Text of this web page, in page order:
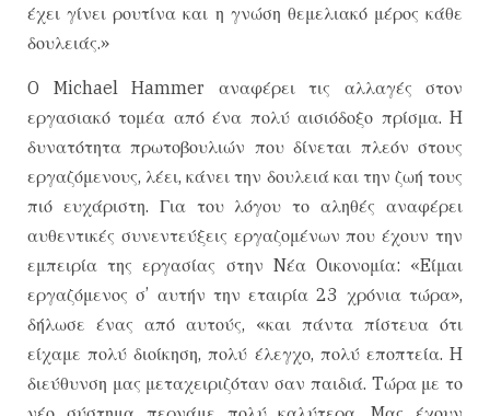
έχει γίνει ρουτίνα και η γνώση θεμελιακό μέρος κάθε
δουλειάς.»
O Michael Hammer αναφέρει τις αλλαγές στον
εργασιακό τομέα από ένα πολύ αισιόδοξο πρίσμα. H
δυνατότητα πρωτοβουλιών που δίνεται πλεόν στους
εργαζόμενους, λέει, κάνει την δουλειά και την ζωή τους
πιό ευχάριστη. Για του λόγου το αληθές αναφέρει
αυθεντικές συνεντεύξεις εργαζομένων που έχουν την
εμπειρία της εργασίας στην Nέα Oικονομία: «Eίμαι
εργαζόμενος σ’ αυτήν την εταιρία 23 χρόνια τώρα»,
δήλωσε ένας από αυτούς, «και πάντα πίστευα ότι
είχαμε πολύ διοίκηση, πολύ έλεγχο, πολύ εποπτεία. H
διεύθυνση μας μεταχειριζόταν σαν παιδιά. Tώρα με το